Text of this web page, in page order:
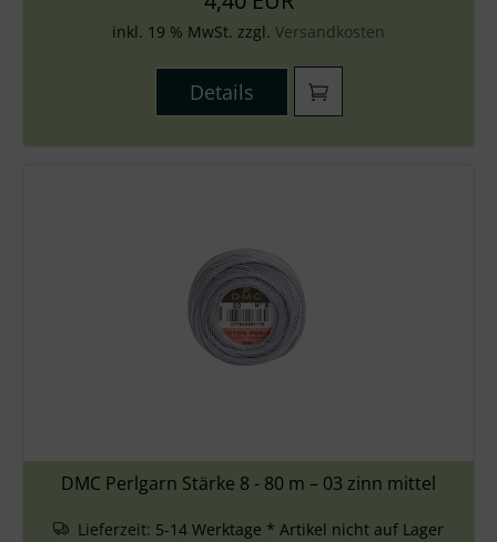
inkl. 19 % MwSt. zzgl. Versandkosten
Details
DMC Perlgarn Stärke 8 - 80 m – 03 zinn mittel
Lieferzeit: 5-14 Werktage * Artikel nicht auf Lager